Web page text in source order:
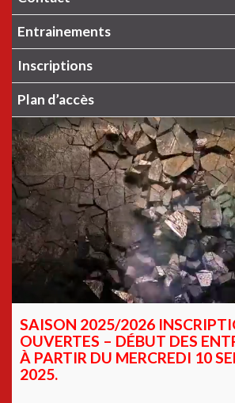
Entrainements
Inscriptions
Plan d’accès
SAISON 2025/2026
OUVERTES – DÉBUT DES
À PARTIR DU MERCREDI 10
2025.